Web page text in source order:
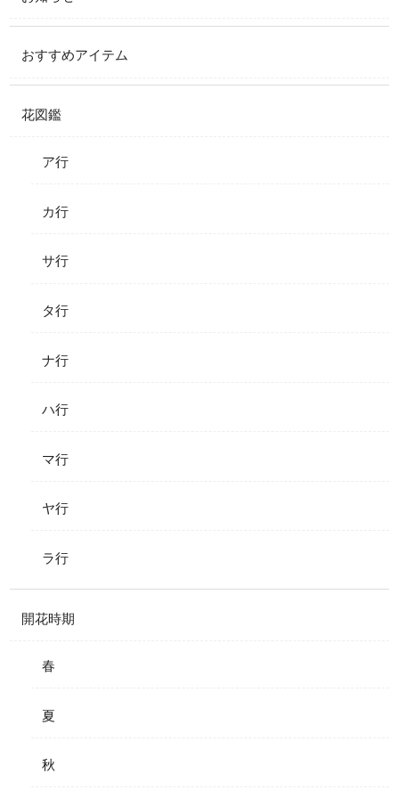
おすすめアイテム
花図鑑
ア行
カ行
サ行
タ行
ナ行
ハ行
マ行
ヤ行
ラ行
開花時期
春
夏
秋